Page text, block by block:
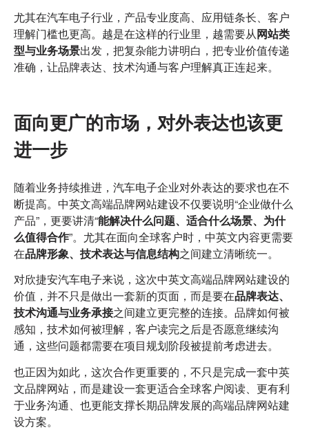
尤其在汽车电子行业，产品专业度高、应用链条长、客户
理解门槛也更高。越是在这样的行业里，越需要从网站类
型与业务场景出发，把复杂能力讲明白，把专业价值传递
准确，让品牌表达、技术沟通与客户理解真正连起来。
面向更广的市场，对外表达也该更
进一步
随着业务持续推进，汽车电子企业对外表达的要求也在不
断提高。中英文高端品牌网站建设不仅要说明“企业做什么
产品”，更要讲清“能解决什么问题、适合什么场景、为什
么值得合作”。尤其在面向全球客户时，中英文内容更需要
在品牌形象、技术表达与信息结构之间建立清晰统一。
对欣捷安汽车电子来说，这次中英文高端品牌网站建设的
价值，并不只是做出一套新的页面，而是要在品牌表达、
技术沟通与业务承接之间建立更完整的连接。品牌如何被
感知，技术如何被理解，客户读完之后是否愿意继续沟
通，这些问题都需要在项目规划阶段被提前考虑进去。
也正因为如此，这次合作更重要的，不只是完成一套中英
文品牌网站，而是建设一套更适合全球客户阅读、更有利
于业务沟通、也更能支撑长期品牌发展的高端品牌网站建
设方案。